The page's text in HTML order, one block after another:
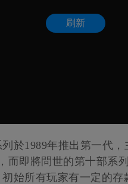
於1989年推出第一代
而即將問世的第十部系
始所有玩家有一定的